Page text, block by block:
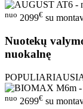
nuo 2099€ su
Nuotekų
nuokalnę
nuo 2699€ su